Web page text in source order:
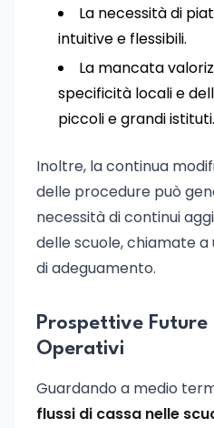
La necessità di
intuitive e flessibili.
La mancata
specificità locali e
piccoli e grandi istituti.
Inoltre, la continua
delle procedure può
necessità di continui
delle scuole, chiamate
di adeguamento.
Prospettive Future
Operativi
Guardando a medio
flussi di cassa nelle